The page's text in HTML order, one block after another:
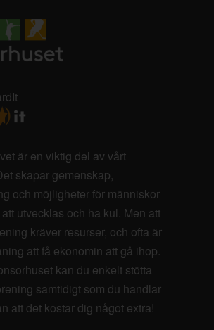
är en viktig del av vårt
skapar gemenskap,
och möjligheter för människor
utvecklas och ha kul. Men att
kräver resurser, och ofta är
att få ekonomin att gå ihop.
kan du enkelt stötta
samtidigt som du handlar
att det kostar dig något extra!